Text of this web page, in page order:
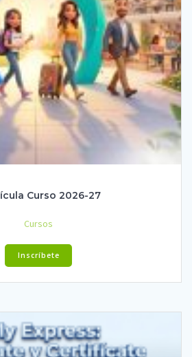
Curso 2026-27
Cursos
Inscríbete